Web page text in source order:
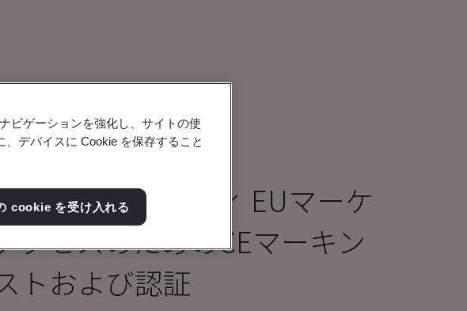
ィファイドボディ EUマーケ
クセスのためのCEマーキン
トおよび認証
ビゲーションを強化し、サイトの使
デバイスに Cookie を保存すること
cookie を受け入れる